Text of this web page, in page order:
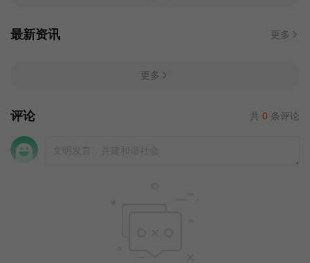
最新资讯 更多
更多
评论 共 0 条评论